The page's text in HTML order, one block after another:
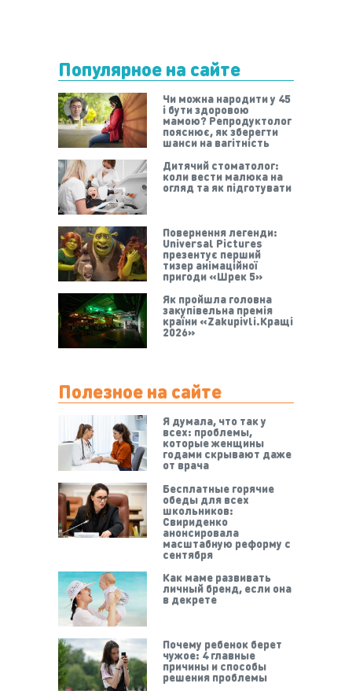
Популярное на сайте
Чи можна народити у 45
і бути здоровою
мамою? Репродуктолог
пояснює, як зберегти
шанси на вагітність
Дитячий стоматолог:
коли вести малюка на
огляд та як підготувати
Повернення легенди:
Universal Pictures
презентує перший
тизер анімаційної
пригоди «Шрек 5»
Як пройшла головна
закупівельна премія
країни «Zakupivli.Кращі
2026»
Полезное на сайте
Я думала, что так у
всех: проблемы,
которые женщины
годами скрывают даже
от врача
Бесплатные горячие
обеды для всех
школьников:
Свириденко
анонсировала
масштабную реформу с
сентября
Как маме развивать
личный бренд, если она
в декрете
Почему ребенок берет
чужое: 4 главные
причины и способы
решения проблемы